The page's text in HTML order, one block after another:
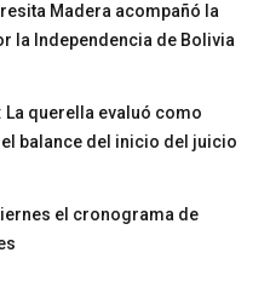
Madera acompañó la
la Independencia de Bolivia
La querella evaluó como
balance del inicio del juicio
el cronograma de